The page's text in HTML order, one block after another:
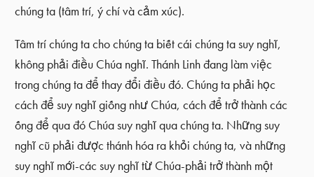
chúng ta (tâm trí, ý chí và cảm xúc).
Tâm trí chúng ta cho chúng ta biết cái chúng ta suy nghĩ,
không phải điều Chúa nghĩ. Thánh Linh đang làm việc
trong chúng ta để thay đổi điều đó. Chúng ta phải học
cách để suy nghĩ giống như Chúa, cách để trở thành các
ống để qua đó Chúa suy nghĩ qua chúng ta. Những suy
nghĩ cũ phải được thánh hóa ra khỏi chúng ta, và những
suy nghĩ mới-các suy nghĩ từ Chúa-phải trở thành một